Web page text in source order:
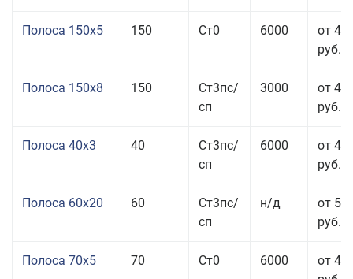
Полоса 150x5 150 Ст0 6000
от 46
руб.
Полоса 150x8 150
Ст3пс/
сп
3000
от 42
руб.
Полоса 40x3 40
Ст3пс/
сп
6000
от 46
руб.
Полоса 60x20 60
Ст3пс/
сп
н/д
от 53
руб.
Полоса 70x5 70 Ст0 6000
от 45